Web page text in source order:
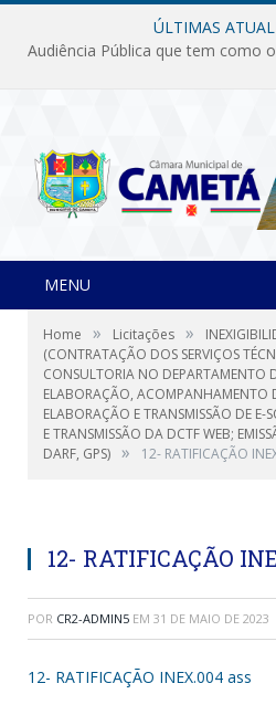
ÚLTIMAS
MENU
Home » Licitações »
(CONTRATAÇÃO DOS SERVIÇOS
CONSULTORIA NO DEPARTAMENTO
ELABORAÇÃO, ACOMPANHAMENTO
ELABORAÇÃO E TRANSMISSÃO DE
E TRANSMISSÃO DA DCTF WEB;
DARF, GPS) » 12- RATIFICAÇÃO
12- RATIFICAÇÃO
POR CR2-ADMIN5 EM 31 DE MAIO DE 2023
12- RATIFICAÇÃO INEX.004 ass